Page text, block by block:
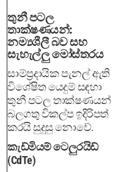
තුනී පටල
තාක්ෂණයන්:
නම්‍යශීලී බව සහ
සැහැල්ලු මෝස්තරය
සාම්ප්‍රදායික පැනල් ඇති
විශේෂිත යෙදුම් සඳහා
තුනී පටල තාක්ෂණයන්
බලගතු විකල්ප ඉදිරිපත්
කරයි සුදුසු නොවේ.
කැඩ්මියම් ටෙලුරයිඩ්
(CdTe)